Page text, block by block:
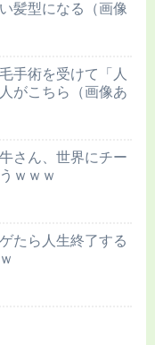
髪型になる（画像
手術を受けて「人
がこちら（画像あ
さん、世界にチー
ｗｗｗ
たら人生終了する